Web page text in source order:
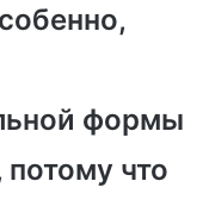
формы
что